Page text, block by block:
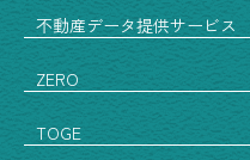
不動産データ提供サービス
ZERO
TOGE